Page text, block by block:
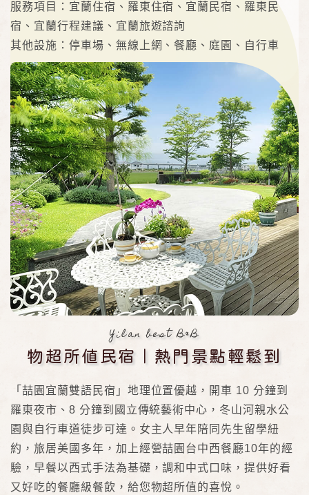
服務項目：宜蘭住宿、羅東住宿、宜蘭民宿、羅東民
宿、宜蘭行程建議、宜蘭旅遊諮詢
其他設施：停車場、無線上網、餐廳、庭園、自行車
Yilan best B&B
物超所值民宿｜熱門景點輕鬆到
「喆園宜蘭雙語民宿」地理位置優越，開車 10 分鐘到
羅東夜市、8 分鐘到國立傳統藝術中心，冬山河親水公
園與自行車道徒步可達。女主人早年陪同先生留學紐
約，旅居美國多年，加上經營喆園台中西餐廳10年的經
驗，早餐以西式手法為基礎，調和中式口味，提供好看
又好吃的餐廳級餐飲，給您物超所值的喜悅。